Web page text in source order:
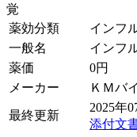
覚
薬効分類
インフ
一般名
インフ
薬価
0円
メーカー
ＫＭバ
最終更新
2025年
添付文